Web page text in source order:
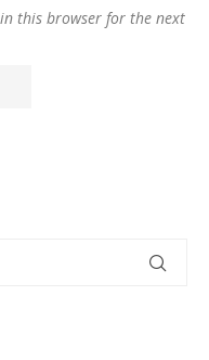
this browser for the next